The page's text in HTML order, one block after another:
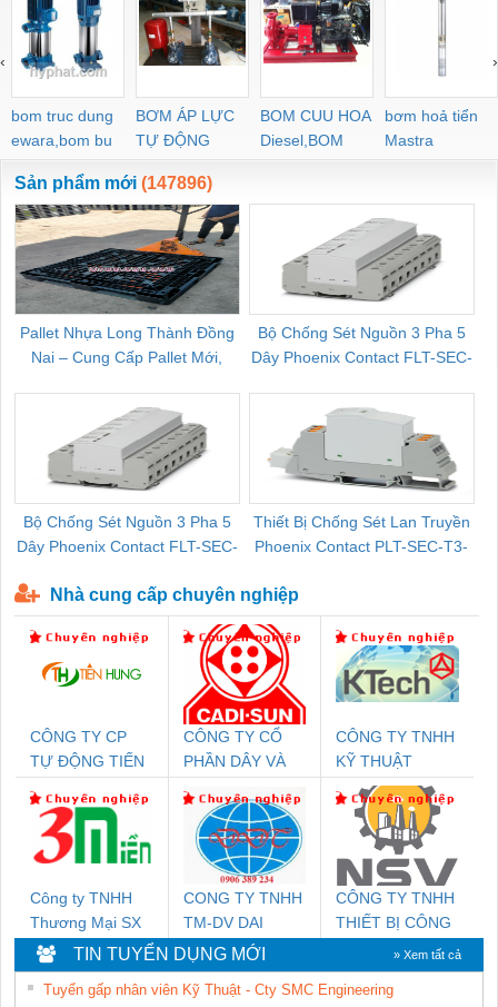
bom truc dung
ewara,bom bu
ewara
BƠM ÁP LỰC
TỰ ĐỘNG
BOM CUU HOA
Diesel,BOM
CHUA CHAY
bơm hoả tiển
Mastra
‹ ›
Sản phẩm mới (147896)
Pallet Nhựa Long Thành Đồng
Nai – Cung Cấp Pallet Mới,
Bộ Chống Sét Nguồn 3 Pha 5
Dây Phoenix Contact FLT-SEC-
Bộ Chống Sét Nguồn 3 Pha 5
Dây Phoenix Contact FLT-SEC-
Thiết Bị Chống Sét Lan Truyền
Phoenix Contact PLT-SEC-T3-
Nhà cung cấp chuyên nghiệp
CÔNG TY CP
TỰ ĐỘNG TIẾN
CÔNG TY CỔ
PHẦN DÂY VÀ
THƯỢNG ĐÌNH
CÔNG TY TNHH
KỸ THUẬT
KTECH VIỆT
NAM
Công ty TNHH
Thương Mại SX
Ba Miền
CONG TY TNHH
TM-DV DAI
DONG THANH
CÔNG TY TNHH
THIẾT BỊ CÔNG
NGHIỆP NIHON
SETSUBI VIỆT
NAM
TIN TUYỂN DỤNG MỚI » Xem tất cả
Tuyển gấp nhân viên Kỹ Thuật - Cty SMC Engineering